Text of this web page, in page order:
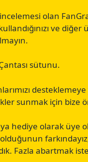
olan
ve diğer
sütunu.
sunmak için bize
hediye olarak üye
olduğunun
Fazla abartmak